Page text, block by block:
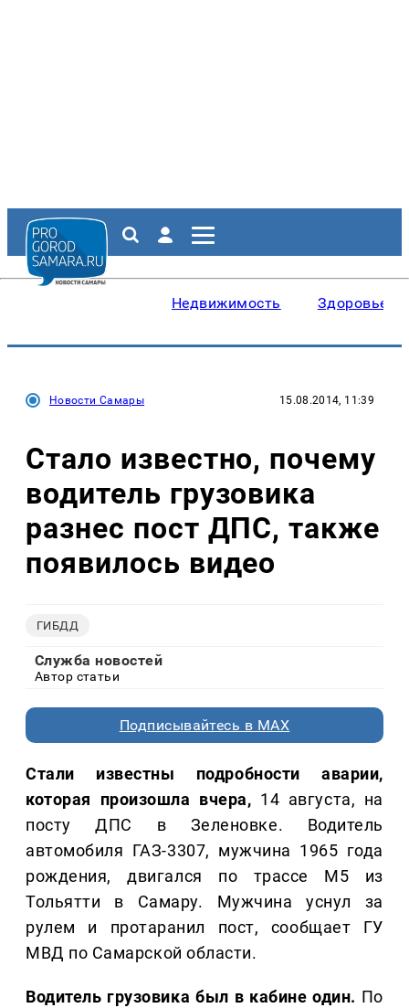
Недвижимость Здоровье
Новости Самары 15.08.2014, 11:39
Стало известно, почему
водитель грузовика
разнес пост ДПС, также
появилось видео
ГИБДД
Служба новостей
Автор статьи
Подписывайтесь в MAX
Стали известны подробности аварии,
которая произошла вчера, 14 августа, на
посту ДПС в Зеленовке. Водитель
автомобиля ГАЗ-3307, мужчина 1965 года
рождения, двигался по трассе М5 из
Тольятти в Самару. Мужчина уснул за
рулем и протаранил пост, сообщает ГУ
МВД по Самарской области.
Водитель грузовика был в кабине один. По